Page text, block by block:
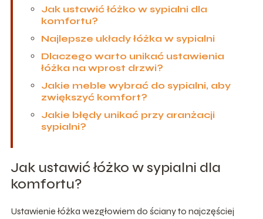
Jak ustawić łóżko w sypialni dla
komfortu?
Najlepsze układy łóżka w sypialni
Dlaczego warto unikać ustawienia
łóżka na wprost drzwi?
Jakie meble wybrać do sypialni, aby
zwiększyć komfort?
Jakie błędy unikać przy aranżacji
sypialni?
Jak ustawić łóżko w sypialni dla
komfortu?
Ustawienie łóżka wezgłowiem do ściany to najczęściej